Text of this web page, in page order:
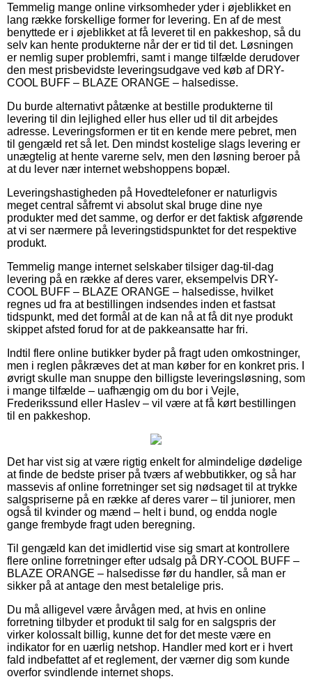
Temmelig mange online virksomheder yder i øjeblikket en
lang række forskellige former for levering. En af de mest
benyttede er i øjeblikket at få leveret til en pakkeshop, så du
selv kan hente produkterne når der er tid til det. Løsningen
er nemlig super problemfri, samt i mange tilfælde derudover
den mest prisbevidste leveringsudgave ved køb af DRY-
COOL BUFF – BLAZE ORANGE – halsedisse.
Du burde alternativt påtænke at bestille produkterne til
levering til din lejlighed eller hus eller ud til dit arbejdes
adresse. Leveringsformen er tit en kende mere pebret, men
til gengæld ret så let. Den mindst kostelige slags levering er
unægtelig at hente varerne selv, men den løsning beroer på
at du lever nær internet webshoppens bopæl.
Leveringshastigheden på Hovedtelefoner er naturligvis
meget central såfremt vi absolut skal bruge dine nye
produkter med det samme, og derfor er det faktisk afgørende
at vi ser nærmere på leveringstidspunktet for det respektive
produkt.
Temmelig mange internet selskaber tilsiger dag-til-dag
levering på en række af deres varer, eksempelvis DRY-
COOL BUFF – BLAZE ORANGE – halsedisse, hvilket
regnes ud fra at bestillingen indsendes inden et fastsat
tidspunkt, med det formål at de kan nå at få dit nye produkt
skippet afsted forud for at de pakkeansatte har fri.
Indtil flere online butikker byder på fragt uden omkostninger,
men i reglen påkræves det at man køber for en konkret pris. I
øvrigt skulle man snuppe den billigste leveringsløsning, som
i mange tilfælde – uafhængig om du bor i Vejle,
Frederikssund eller Haslev – vil være at få kørt bestillingen
til en pakkeshop.
Det har vist sig at være rigtig enkelt for almindelige dødelige
at finde de bedste priser på tværs af webbutikker, og så har
massevis af online forretninger set sig nødsaget til at trykke
salgspriserne på en række af deres varer – til juniorer, men
også til kvinder og mænd – helt i bund, og endda nogle
gange frembyde fragt uden beregning.
Til gengæld kan det imidlertid vise sig smart at kontrollere
flere online forretninger efter udsalg på DRY-COOL BUFF –
BLAZE ORANGE – halsedisse før du handler, så man er
sikker på at antage den mest betalelige pris.
Du må alligevel være årvågen med, at hvis en online
forretning tilbyder et produkt til salg for en salgspris der
virker kolossalt billig, kunne det for det meste være en
indikator for en uærlig netshop. Handler med kort er i hvert
fald indbefattet af et reglement, der værner dig som kunde
overfor svindlende internet shops.